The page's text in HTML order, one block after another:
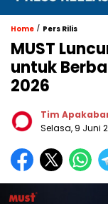
Home / Pers Rilis
MUST
untuk
2026
Tim
Selasa, 9 Juni